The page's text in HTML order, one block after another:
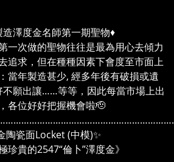
澤度金名師第一期聖物♦️
一次做的聖物往往是最為用心去傾力
追求，但在種種因素下會度至市面上
當年製造甚少, 經多年後有破損或遺
不願出讓……等等，因此每當市場上出
各位好好把握機會啦🫡
面Locket (中模)✨
貴的2547“倫卜”澤度金》